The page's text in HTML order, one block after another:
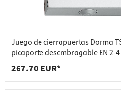
Juego de cierrapuertas Dorma
picaporte desembragable EN 2-4
267.70 EUR*